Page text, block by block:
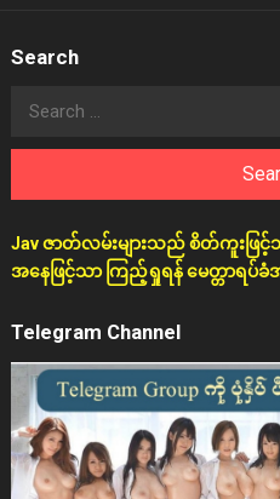
Search
Search
Jav ဇာတ်လမ်းများသည် စိတ်ကူးဖြ
အနေဖြင့်သာ ကြည့်ရှုရန် မေတ္တာရပ်
Telegram Channel